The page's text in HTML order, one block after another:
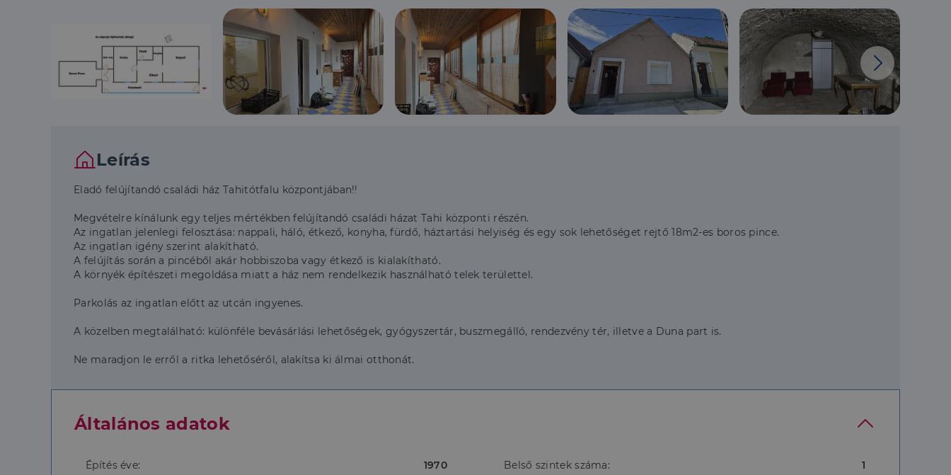
Leírás
Eladó felújítandó családi ház Tahitótfalu központjában!!
Megvételre kínálunk egy teljes mértékben felújítandó családi házat Tahi központi részén.
Az ingatlan jelenlegi felosztása: nappali, háló, étkező, konyha, fürdő, háztartási helyiség és egy sok lehetőséget rejtő 18m2-es boros pince.
Az ingatlan igény szerint alakítható.
A felújítás során a pincéből akár hobbiszoba vagy étkező is kialakítható.
A környék építészeti megoldása miatt a ház nem rendelkezik használható telek területtel.
Parkolás az ingatlan előtt az utcán ingyenes.
A közelben megtalálható: különféle bevásárlási lehetőségek, gyógyszertár, buszmegálló, rendezvény tér, illetve a Duna part is.
Ne maradjon le erről a ritka lehetőséről, alakítsa ki álmai otthonát.
Általános adatok
Építés éve: 1970 Belső szintek száma:
1